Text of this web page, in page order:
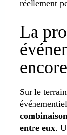
réellement
La
Sur le
entre eux.